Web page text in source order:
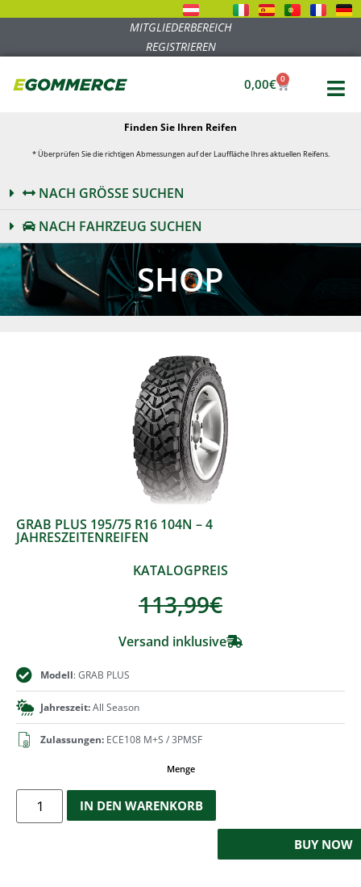
MITGLIEDERBEREICH
REGISTRIEREN
0,00€ 0
Finden Sie Ihren Reifen
* Überprüfen Sie die richtigen Abmessungen auf der Lauffläche Ihres aktuellen Reifens.
NACH GRÖSSE SUCHEN
NACH FAHRZEUG SUCHEN
SHOP
GRAB PLUS 195/75 R16 104N – 4
JAHRESZEITENREIFEN
KATALOGPREIS
113,99€
Versand inklusive
Modell: GRAB PLUS
Jahreszeit:All Season
Zulassungen: ECE108 M+S / 3PMSF
Menge
IN DEN WARENKORB
BUY NOW